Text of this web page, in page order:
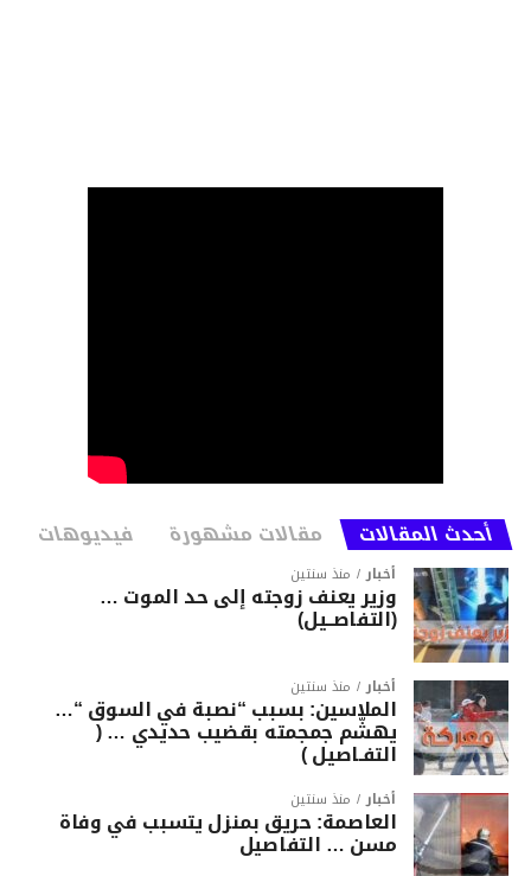
أحدث المقالات مقالات مشهورة فيديوهات
أخبار منذ سنتين
وزير يعنف زوجته إلى حد الموت …
(التفاصــيل)
أخبار منذ سنتين
الملاسين: بسبب “نصبة في السوق “…
يهشّم جمجمته بقضيب حديدي … (
التفـاصيل )
أخبار منذ سنتين
العاصمة: حريق بمنزل يتسبب في وفاة
مسن … التفاصيل